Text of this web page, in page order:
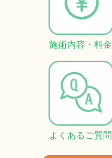
施術内容・料金
よくあるご質問